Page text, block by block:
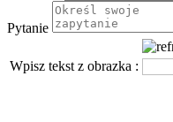
Pytanie
Wpisz tekst z obrazka :